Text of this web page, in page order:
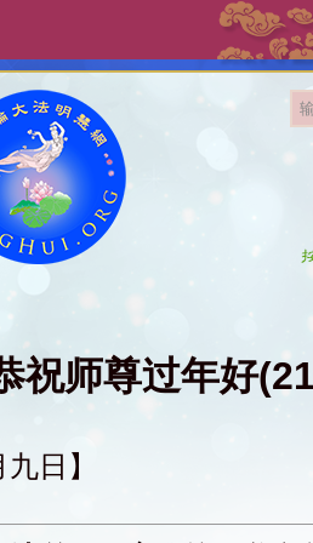
祝师尊过年好
日】